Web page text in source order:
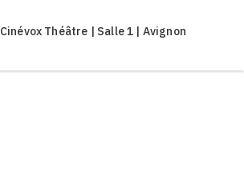
Cinévox Théâtre | Salle 1 | Avignon